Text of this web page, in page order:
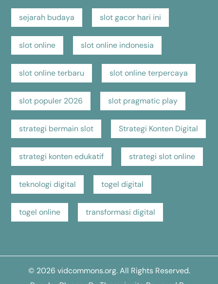
sejarah budaya slot gacor hari ini
slot online slot online indonesia
slot online terbaru slot online terpercaya
slot populer 2026 slot pragmatic play
strategi bermain slot Strategi Konten Digital
strategi konten edukatif strategi slot online
teknologi digital togel digital
togel online transformasi digital
© 2026 vidcommons.org. All Rights Reserved.